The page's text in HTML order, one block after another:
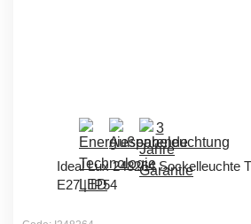
Ideal Lux 248264 Sockelleuchte
E27 | IP54